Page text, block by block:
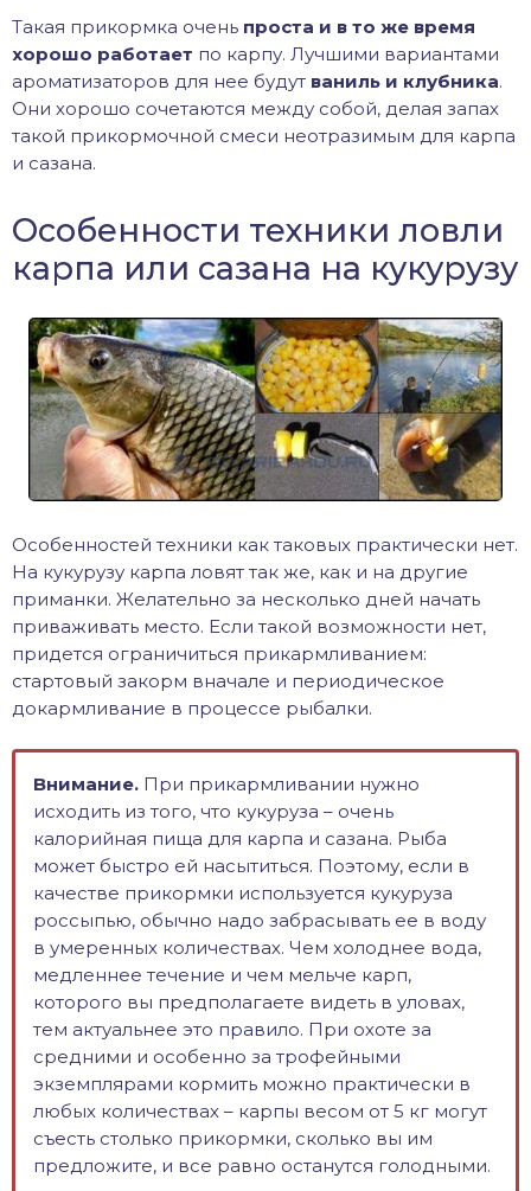
Такая прикормка очень проста и в то же время
хорошо работает по карпу. Лучшими вариантами
ароматизаторов для нее будут ваниль и клубника.
Они хорошо сочетаются между собой, делая запах
такой прикормочной смеси неотразимым для карпа
и сазана.
Особенности техники ловли
карпа или сазана на кукурузу
Особенностей техники как таковых практически нет.
На кукурузу карпа ловят так же, как и на другие
приманки. Желательно за несколько дней начать
приваживать место. Если такой возможности нет,
придется ограничиться прикармливанием:
стартовый закорм вначале и периодическое
докармливание в процессе рыбалки.
Внимание. При прикармливании нужно
исходить из того, что кукуруза – очень
калорийная пища для карпа и сазана. Рыба
может быстро ей насытиться. Поэтому, если в
качестве прикормки используется кукуруза
россыпью, обычно надо забрасывать ее в воду
в умеренных количествах. Чем холоднее вода,
медленнее течение и чем мельче карп,
которого вы предполагаете видеть в уловах,
тем актуальнее это правило. При охоте за
средними и особенно за трофейными
экземплярами кормить можно практически в
любых количествах – карпы весом от 5 кг могут
съесть столько прикормки, сколько вы им
предложите, и все равно останутся голодными.